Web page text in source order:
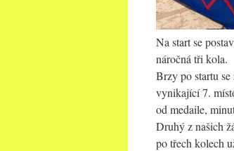
Na start se
náročná tři kola.
Brzy po startu
vynikající 7.
od medaile,
Druhý z našich
po třech kolech